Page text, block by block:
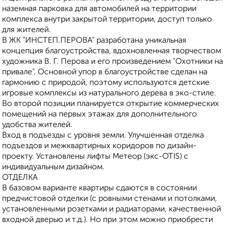
наземная парковка для автомобилей на территории
комплекса внутри закрытой территории, доступ только
для жителей.
В ЖК "ИНСТЕП.ПЕРОВА" разработана уникальная
концепция благоустройства, вдохновленная творчеством
художника В. Г. Перова и его произведением "Охотники на
привале". Основной упор в благоустройстве сделан на
гармонию с природой, поэтому используются детские
игровые комплексы из натурального дерева в эко-стиле.
Во второй позиции планируется открытие коммерческих
помещений на первых этажах для дополнительного
удобства жителей.
Вход в подъезды с уровня земли. Улучшенная отделка
подъездов и межквартирных коридоров по дизайн-
проекту. Установлены лифты Метеор (экс-ОТIS) с
индивидуальным дизайном.
ОТДЕЛКА
В базовом варианте квартиры сдаются в состоянии
предчистовой отделки (с ровными стенами и потолками,
установленными розетками и радиаторами, качественной
входной дверью и т.д.). Но при этом можно приобрести